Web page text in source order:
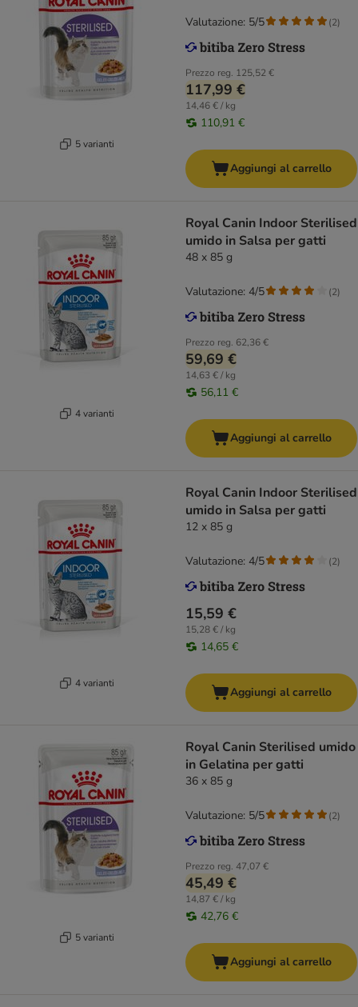
5 varianti
Prezzo reg. 125,52 €
117,99 €
14,46 € / kg
110,91 €
Valutazione: 5/5 (2)
Aggiungi al carrello
4 varianti
Royal Canin Indoor Sterilised
umido in Salsa per gatti
48 x 85 g
Prezzo reg. 62,36 €
59,69 €
14,63 € / kg
56,11 €
Valutazione: 4/5 (2)
Aggiungi al carrello
4 varianti
Royal Canin Indoor Sterilised
umido in Salsa per gatti
12 x 85 g
15,59 €
15,28 € / kg
14,65 €
Valutazione: 4/5 (2)
Aggiungi al carrello
5 varianti
Royal Canin Sterilised umido
in Gelatina per gatti
36 x 85 g
Prezzo reg. 47,07 €
45,49 €
14,87 € / kg
42,76 €
Valutazione: 5/5 (2)
Aggiungi al carrello